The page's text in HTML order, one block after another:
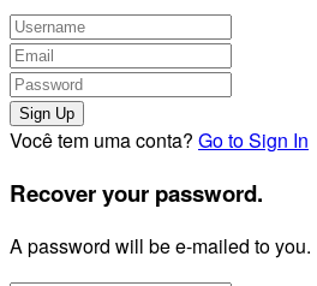
Você tem uma conta? Go to Sign In
Recover your password.
A password will be e-mailed to you.